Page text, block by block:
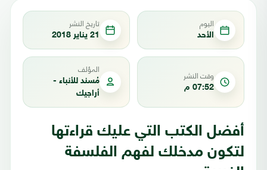
اليوم
الأحد
تاريخ النشر
21 يناير 2018
وقت النشر
07:52 م
المؤلف
مُسند للأنباء -
أراجيك
أفضل الكتب التي عليك قراءتها
لتكون مدخلك لفهم الفلسفة